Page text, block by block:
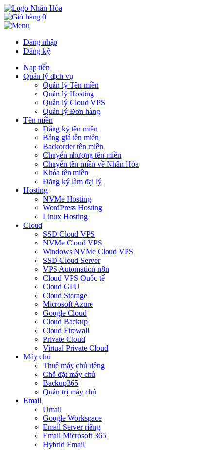
0
Đăng nhập
Đăng ký
Nạp tiền
Quản lý dịch vụ
Quản lý Tên miền
Quản lý Hosting
Quản lý Cloud VPS
Quản lý Đơn hàng
Tên miền
Đăng ký tên miền
Bảng giá tên miền
Backorder tên miền
Chuyển nhượng tên miền
Chuyển tên miền về Nhân Hòa
Khóa tên miền
Đăng ký làm đại lý
Hosting
NVMe Hosting
WordPress Hosting
Linux Hosting
Cloud
SSD Cloud VPS
NVMe Cloud VPS
Windows NVMe Cloud VPS
SSD Cloud Server
VPS Automation n8n
Cloud VPS Quốc tế
Cloud GPU
Cloud Storage
Microsoft Azure
Google Cloud
Cloud Backup
Cloud Firewall
Private Cloud
Virtual Private Cloud
Máy chủ
Thuê máy chủ riêng
Chỗ đặt máy chủ
Backup365
Quản trị máy chủ
Email
Umail
Google Workspace
Email Server riêng
Email Microsoft 365
Hybrid Email